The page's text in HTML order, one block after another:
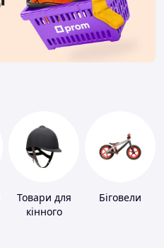
Товари для
кінного
Біговели